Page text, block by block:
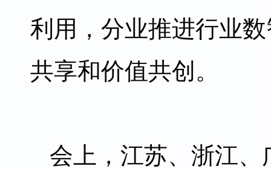
利用，分业推进行业
共享和价值共创。
会上，江苏、浙江